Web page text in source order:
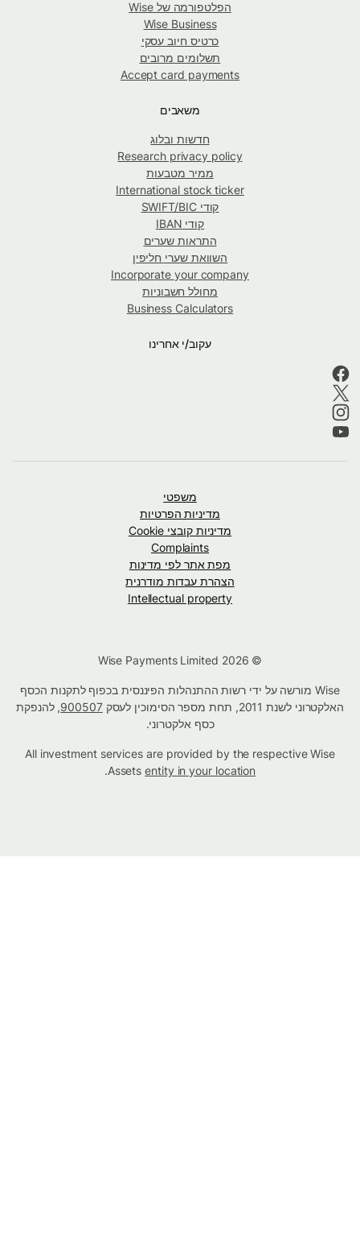
הפלטפורמה של Wise
Wise Business
כרטיס חיוב עסקי
תשלומים מרובים
Accept card payments
משאבים
חדשות ובלוג
Research privacy policy
ממיר מטבעות
International stock ticker
קודי SWIFT/BIC
קודי IBAN
התראות שערים
השוואת שערי חליפין
Incorporate your company
מחולל חשבוניות
Business Calculators
עקוב/י אחרינו
משפטי
מדיניות הפרטיות
מדיניות קובצי Cookie
Complaints
מפת אתר לפי מדינות
הצהרת עבדות מודרנית
Intellectual property
Wise מורשה על ידי רשות ההתנהלות הפיננסית בכפוף לתקנות הכסף
האלקטרוני לשנת 2011, תחת מספר הסימוכין לעסק
900507, להנפקת
כסף אלקטרוני.
All investment services are provided by the respective Wise
Assetsentity in your location
.